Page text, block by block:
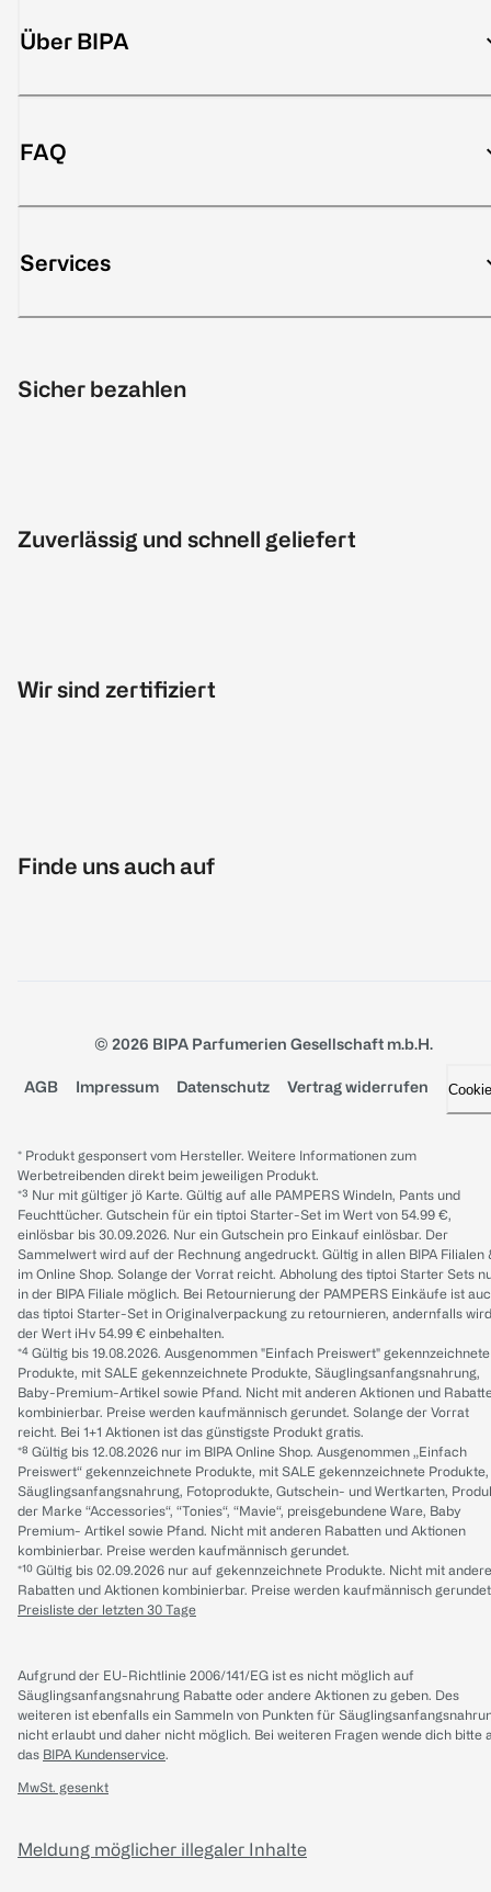
Über BIPA
FAQ
Services
Sicher bezahlen
Zuverlässig und schnell geliefert
Wir sind zertifiziert
Finde uns auch auf
© 2026 BIPA Parfumerien Gesellschaft m.b.H.
AGB Impressum Datenschutz Vertrag widerrufen
* Produkt gesponsert vom Hersteller. Weitere Informationen zum
Werbetreibenden direkt beim jeweiligen Produkt.
*³ Nur mit gültiger jö Karte. Gültig auf alle PAMPERS Windeln, Pants und
Feuchttücher. Gutschein für ein tiptoi Starter-Set im Wert von 54.99 €,
einlösbar bis 30.09.2026. Nur ein Gutschein pro Einkauf einlösbar. Der
Sammelwert wird auf der Rechnung angedruckt. Gültig in allen BIPA Filialen
im Online Shop. Solange der Vorrat reicht. Abholung des tiptoi Starter Sets
in der BIPA Filiale möglich. Bei Retournierung der PAMPERS Einkäufe ist
das tiptoi Starter-Set in Originalverpackung zu retournieren, andernfalls wird
der Wert iHv 54.99 € einbehalten.
*⁴ Gültig bis 19.08.2026. Ausgenommen "Einfach Preiswert" gekennzeichnete
Produkte, mit SALE gekennzeichnete Produkte, Säuglingsanfangsnahrung,
Baby-Premium-Artikel sowie Pfand. Nicht mit anderen Aktionen und
kombinierbar. Preise werden kaufmännisch gerundet. Solange der Vorrat
reicht. Bei 1+1 Aktionen ist das günstigste Produkt gratis.
*⁸ Gültig bis 12.08.2026 nur im BIPA Online Shop. Ausgenommen „Einfach
Preiswert“ gekennzeichnete Produkte, mit SALE gekennzeichnete Produkte,
Säuglingsanfangsnahrung, Fotoprodukte, Gutschein- und Wertkarten,
der Marke “Accessories“, “Tonies“, “Mavie“, preisgebundene Ware, Baby
Premium- Artikel sowie Pfand. Nicht mit anderen Rabatten und Aktionen
kombinierbar. Preise werden kaufmännisch gerundet.
*¹⁰ Gültig bis 02.09.2026 nur auf gekennzeichnete Produkte. Nicht mit
Rabatten und Aktionen kombinierbar. Preise werden kaufmännisch
Preisliste der letzten 30 Tage
Aufgrund der EU-Richtlinie 2006/141/EG ist es nicht möglich auf
Säuglingsanfangsnahrung Rabatte oder andere Aktionen zu geben. Des
weiteren ist ebenfalls ein Sammeln von Punkten für
nicht erlaubt und daher nicht möglich. Bei weiteren Fragen wende dich bitte
das BIPA Kundenservice.
MwSt. gesenkt
Meldung möglicher illegaler Inhalte